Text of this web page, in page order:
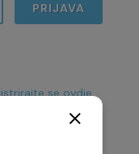
PRIJAVA
se ovdje.